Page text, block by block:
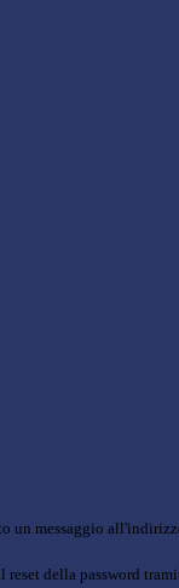
un messaggio
reset della password